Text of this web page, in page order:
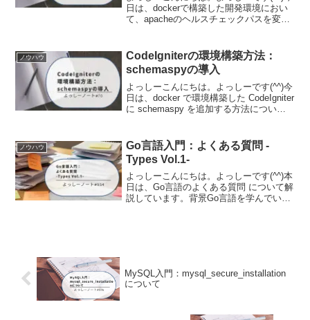
日は、dockerで構築した開発環境におい
て、apacheのヘルスチェックパスを変更
で構築している開発環境を前提にしてい
ますので...
ノウハウ
CodeIgniterの環境構築方法：
schemaspyの導入
よっしーこんにちは。よっしーです(^^)今
日は、docker で環境構築した CodeIgniter
に schemaspy を追加する方法について
を前提にしてい...
ノウハウ
Go言語入門：よくある質問 -
Types Vol.1-
よっしーこんにちは。よっしーです(^^)本
日は、Go言語のよくある質問 について解
説しています。背景Go言語を学んでいる
MySQL入門：mysql_secure_installation
について